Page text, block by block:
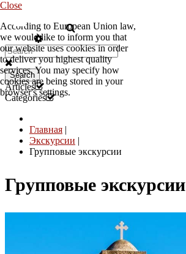
Close
According to European Union law,
we would like to inform you that
our website uses cookies in order
to deliver you highest quality
services. You may specify how
cookies are being stored in your
browser's settings.
RU
Search
Articles
Categories
Главная |
Экскурсии |
Групповые экскурсии
Групповые экскурсии